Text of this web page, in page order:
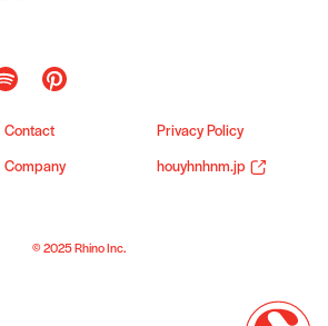
Contact Privacy Policy
Company houyhnhnm.jp
© 2025 Rhino Inc.